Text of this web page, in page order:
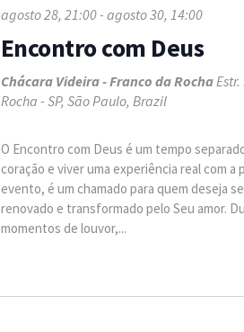
agosto 28, 21:00- agosto 30, 14:00
Encontro com Deus
Chácara Videira - Franco da Rocha
Rocha - SP, São Paulo, Brazil
O Encontro com Deus é um tempo
coração e viver uma experiência real com a
evento, é um chamado para quem deseja
renovado e transformado pelo Seu amor.
momentos de louvor,...